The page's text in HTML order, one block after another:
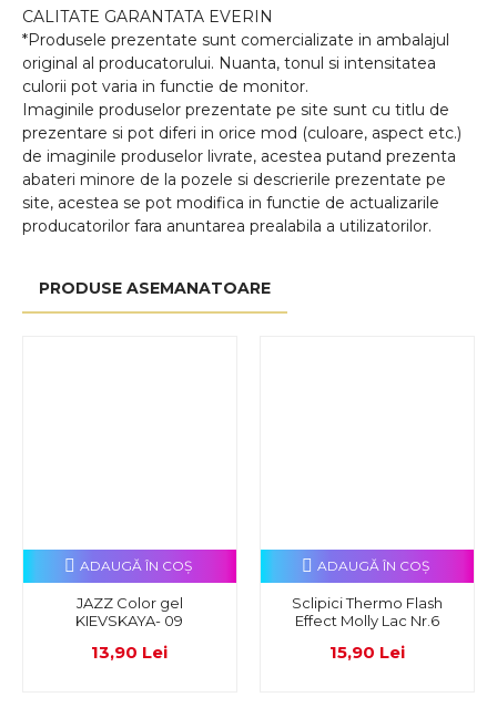
CALITATE GARANTATA EVERIN
*Produsele prezentate sunt comercializate in ambalajul
original al producatorului. Nuanta, tonul si intensitatea
culorii pot varia in functie de monitor.
Imaginile produselor prezentate pe site sunt cu titlu de
prezentare si pot diferi in orice mod (culoare, aspect etc.)
de imaginile produselor livrate, acestea putand prezenta
abateri minore de la pozele si descrierile prezentate pe
site, acestea se pot modifica in functie de actualizarile
producatorilor fara anuntarea prealabila a utilizatorilor.
PRODUSE ASEMANATOARE
JAZZ Color gel
KIEVSKAYA- 09
13,90 Lei
ADAUGĂ ÎN COŞ
Sclipici Thermo Flash
Effect Molly Lac Nr.6
15,90 Lei
ADAUGĂ ÎN COŞ